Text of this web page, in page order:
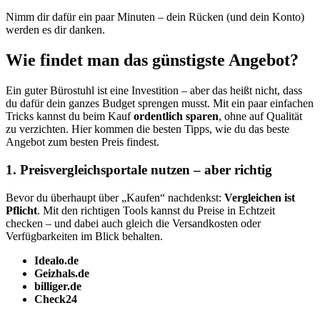
Nimm dir dafür ein paar Minuten – dein Rücken (und dein Konto)
werden es dir danken.
Wie findet man das günstigste Angebot?
Ein guter Bürostuhl ist eine Investition – aber das heißt nicht, dass
du dafür dein ganzes Budget sprengen musst. Mit ein paar einfachen
Tricks kannst du beim Kaufordentlich sparen, ohne auf Qualität
zu verzichten. Hier kommen die besten Tipps, wie du das beste
Angebot zum besten Preis findest.
1. Preisvergleichsportale nutzen – aber richtig
Bevor du überhaupt über „Kaufen“ nachdenkst: Vergleichen ist
Pflicht. Mit den richtigen Tools kannst du Preise in Echtzeit
checken – und dabei auch gleich die Versandkosten oder
Verfügbarkeiten im Blick behalten.
Idealo.de
Geizhals.de
billiger.de
Check24